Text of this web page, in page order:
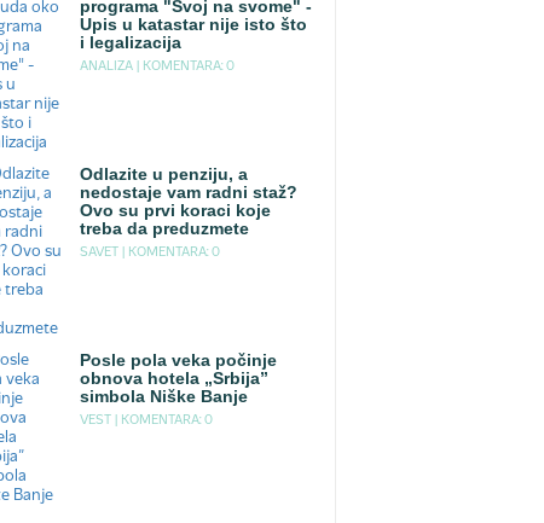
programa "Svoj na svome" -
Upis u katastar nije isto što
i legalizacija
ANALIZA | KOMENTARA: 0
Odlazite u penziju, a
nedostaje vam radni staž?
Ovo su prvi koraci koje
treba da preduzmete
SAVET | KOMENTARA: 0
Posle pola veka počinje
obnova hotela „Srbija”
simbola Niške Banje
VEST | KOMENTARA: 0